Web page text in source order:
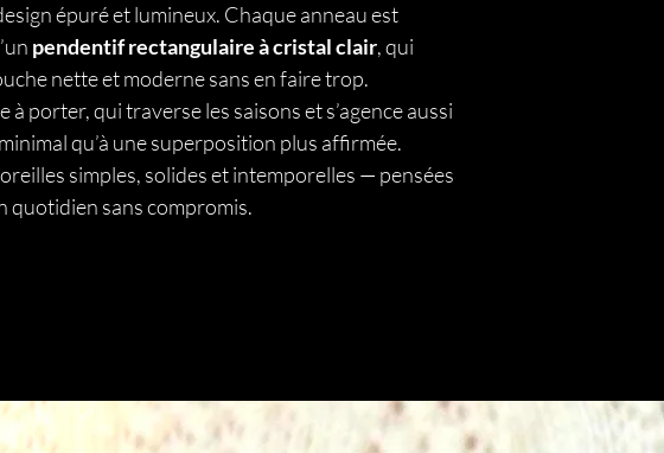
épuré et lumineux. Chaque anneau est
pendentif rectangulaire à cristal clair, qui
nette et moderne sans en faire trop.
à porter, qui traverse les saisons et s’agence aussi
qu’à une superposition plus affirmée.
simples, solides et intemporelles — pensées
quotidien sans compromis.